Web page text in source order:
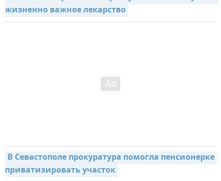
жизненно важное лекарство
В Севастополе прокуратура помогла пенсионерке
приватизировать участок